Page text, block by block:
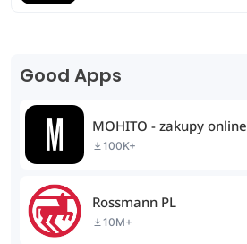
Good Apps
MOHITO - zakupy online
100K+
Rossmann PL
10M+